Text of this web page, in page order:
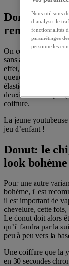
Donut: le
rendu
On commence avec
sans avoir besoin de
effet, pour le créer, il
queue-de-cheval.
élastique à la base
deuxième élastique
coiffure.
La jeune
jeu d’enfant !
Donut: le
look bohème
Pour une autre
bohème, il est
il est important de
chevelure, cette fois,
Le donut doit alors
qu’il faudra par la
peu à peu vers la
Une coiffure que la
en 30 secondes
Nous utilisons
d’analyser le
fonctionnalités
paramétrages
personnelles